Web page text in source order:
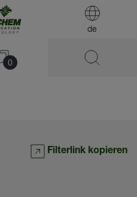
de
0
Filterlink kopieren